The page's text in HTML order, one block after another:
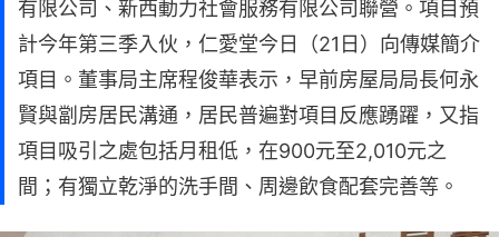
有限公司、新西動力社會服務有限公司聯營。項目預
計今年第三季入伙，仁愛堂今日（21日）向傳媒簡介
項目。董事局主席程俊華表示，早前房屋局局長何永
賢與劏房居民溝通，居民普遍對項目反應踴躍，又指
項目吸引之處包括月租低，在900元至2,010元之
間；有獨立乾淨的洗手間、周邊飲食配套完善等。